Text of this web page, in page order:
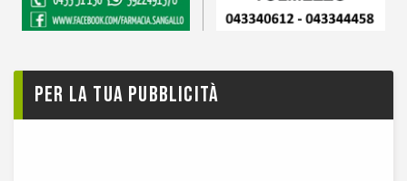
Per la tua pubblicità